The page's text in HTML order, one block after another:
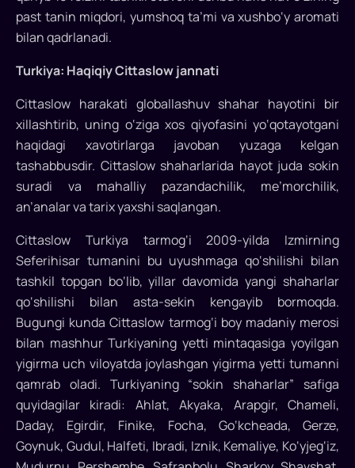
past tanin miqdori, yumshoq ta’mi va xushbo‘y aromati
bilan qadrlanadi.
Turkiya: Haqiqiy Cittaslow jannati
Cittaslow harakati globallashuv shahar hayotini bir
xillashtirib, uning o‘ziga xos qiyofasini yo‘qotayotgani
haqidagi xavotirlarga javoban yuzaga kelgan
tashabbusdir. Cittaslow shaharlarida hayot juda sokin
suradi va mahalliy pazandachilik, me’morchilik,
an’analar va tarix yaxshi saqlangan.
Cittaslow Turkiya tarmog‘i 2009-yilda Izmirning
Seferihisar tumanini bu uyushmaga qo‘shilishi bilan
tashkil topgan bo‘lib, yillar davomida yangi shaharlar
qo‘shilishi bilan asta-sekin kengayib bormoqda.
Bugungi kunda Cittaslow tarmog‘i boy madaniy merosi
bilan mashhur Turkiyaning yetti mintaqasiga yoyilgan
yigirma uch viloyatda joylashgan yigirma yetti tumanni
qamrab oladi. Turkiyaning “sokin shaharlar” safiga
quyidagilar kiradi: Ahlat, Akyaka, Arapgir, Chameli,
Daday, Egirdir, Finike, Focha, Go‘kcheada, Gerze,
Goynuk, Gudul, Halfeti, Ibradi, Iznik, Kemaliye, Ko‘yjeg‘iz,